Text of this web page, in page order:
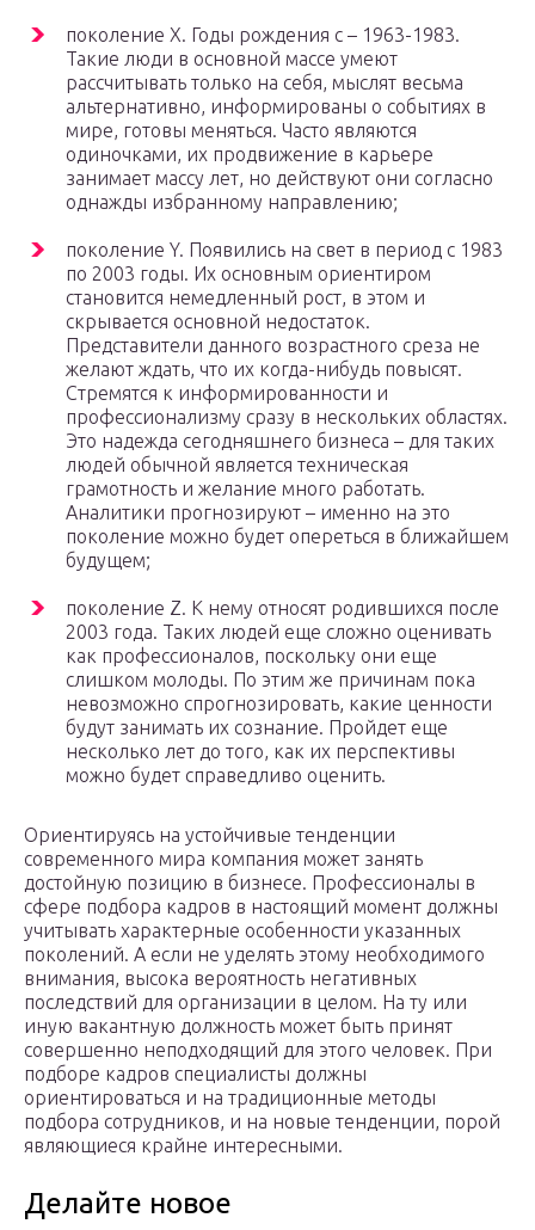
поколение Х. Годы рождения с – 1963-1983.
Такие люди в основной массе умеют
рассчитывать только на себя, мыслят весьма
альтернативно, информированы о событиях в
мире, готовы меняться. Часто являются
одиночками, их продвижение в карьере
занимает массу лет, но действуют они согласно
однажды избранному направлению;
поколение Y. Появились на свет в период с 1983
по 2003 годы. Их основным ориентиром
становится немедленный рост, в этом и
скрывается основной недостаток.
Представители данного возрастного среза не
желают ждать, что их когда-нибудь повысят.
Стремятся к информированности и
профессионализму сразу в нескольких областях.
Это надежда сегодняшнего бизнеса – для таких
людей обычной является техническая
грамотность и желание много работать.
Аналитики прогнозируют – именно на это
поколение можно будет опереться в ближайшем
будущем;
поколение Z. К нему относят родившихся после
2003 года. Таких людей еще сложно оценивать
как профессионалов, поскольку они еще
слишком молоды. По этим же причинам пока
невозможно спрогнозировать, какие ценности
будут занимать их сознание. Пройдет еще
несколько лет до того, как их перспективы
можно будет справедливо оценить.
Ориентируясь на устойчивые тенденции
современного мира компания может занять
достойную позицию в бизнесе. Профессионалы в
сфере подбора кадров в настоящий момент должны
учитывать характерные особенности указанных
поколений. А если не уделять этому необходимого
внимания, высока вероятность негативных
последствий для организации в целом. На ту или
иную вакантную должность может быть принят
совершенно неподходящий для этого человек. При
подборе кадров специалисты должны
ориентироваться и на традиционные методы
подбора сотрудников, и на новые тенденции, порой
являющиеся крайне интересными.
Делайте новое